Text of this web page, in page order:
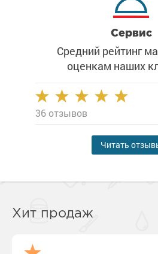
Сервис
Средний рейтинг
оценкам наших
36 отзывов
Читать
Хит продаж